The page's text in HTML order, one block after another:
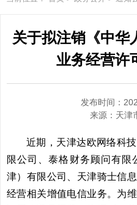
关于拟注销《中华
业务经营许
发布时间：
来源： 天津
近期，天津达欧网络科
限公司、泰格财务顾问有限
津）有限公司、天津骑士信
经营相关增值电信业务。为